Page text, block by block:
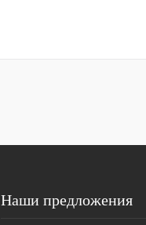
Купить в 1 клик
Наши предложения